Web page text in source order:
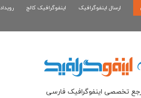
کلش رویال
ارسال اینفوگرافیک اینفوگرافیک کالج
تخصصی اینفوگرافیک فارسی